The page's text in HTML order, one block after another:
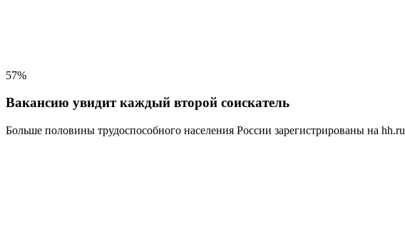
57%
Вакансию увидит каждый второй соискатель
Больше половины трудоспособного населения России зарегистрированы на hh.ru